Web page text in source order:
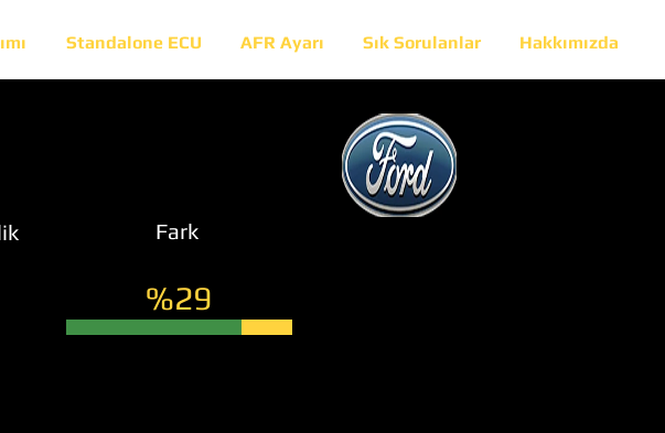
Standalone ECU AFR Ayarı Sık Sorulanlar Hakkımızda
Fark
%29